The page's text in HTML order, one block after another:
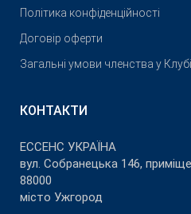
Політика конфіденційності
Договір оферти
Загальні умови членства у
КОНТАКТИ
ЕССЕНС УКРАЇНА
вул. Собранецька 146,
88000
місто Ужгород